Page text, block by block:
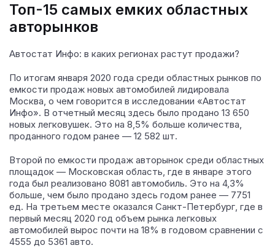
Топ-15 самых емких областных
авторынков
Автостат Инфо: в каких регионах растут продажи?
По итогам января 2020 года среди областных рынков по
емкости продаж новых автомобилей лидировала
Москва, о чем говорится в исследовании «Автостат
Инфо». В отчетный месяц здесь было продано 13 650
новых легковушек. Это на 8,5% больше количества,
проданного годом ранее — 12 582 шт.
Второй по емкости продаж авторынок среди областных
площадок — Московская область, где в январе этого
года был реализовано 8081 автомобиль. Это на 4,3%
больше, чем было продано здесь годом ранее — 7751
ед. На третьем месте оказался Санкт-Петербург, где в
первый месяц 2020 год объем рынка легковых
автомобилей вырос почти на 18% в годовом сравнении с
4555 до 5361 авто.